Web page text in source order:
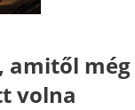
amitől még
volna